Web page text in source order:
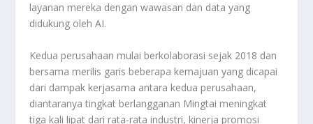
layanan mereka dengan wawasan dan data yang
didukung oleh AI.
Kedua perusahaan mulai berkolaborasi sejak 2018 dan
bersama merilis garis beberapa kemajuan yang dicapai
dari dampak kerjasama antara kedua perusahaan,
diantaranya tingkat berlangganan Mingtai meningkat
tiga kali lipat dari rata-rata industri, kinerja promosi